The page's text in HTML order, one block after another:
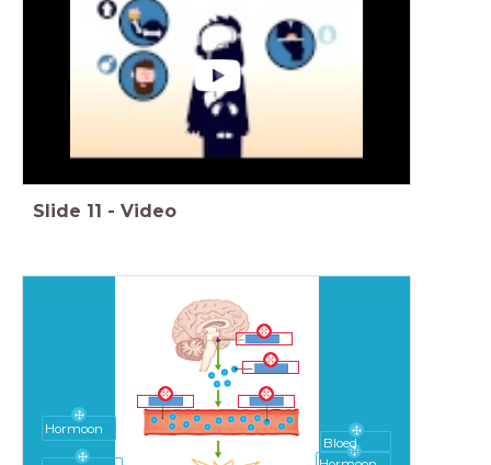
Slide 11 - Video
Hormoon
Bloed